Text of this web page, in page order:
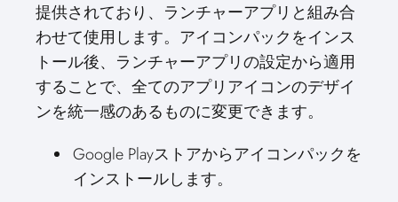
提供されており、ランチャーアプリと組み合
わせて使用します。アイコンパックをインス
トール後、ランチャーアプリの設定から適用
することで、全てのアプリアイコンのデザイ
ンを統一感のあるものに変更できます。
Google Playストアからアイコンパックを
インストールします。